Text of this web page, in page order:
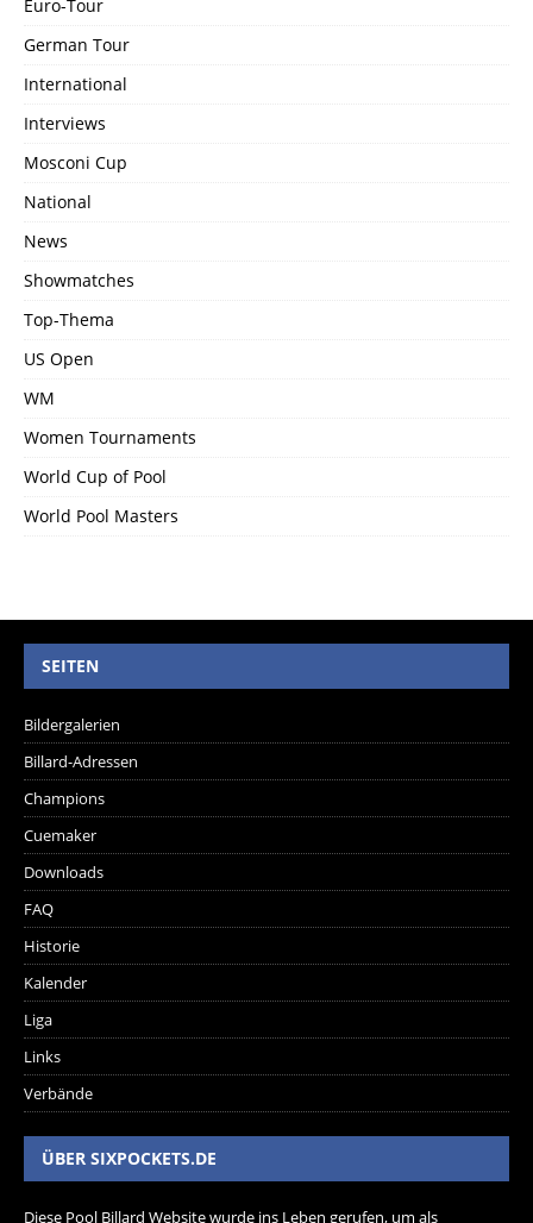
Euro-Tour
German Tour
International
Interviews
Mosconi Cup
National
News
Showmatches
Top-Thema
US Open
WM
Women Tournaments
World Cup of Pool
World Pool Masters
SEITEN
Bildergalerien
Billard-Adressen
Champions
Cuemaker
Downloads
FAQ
Historie
Kalender
Liga
Links
Verbände
ÜBER SIXPOCKETS.DE
Diese Pool Billard Website wurde ins Leben gerufen, um als